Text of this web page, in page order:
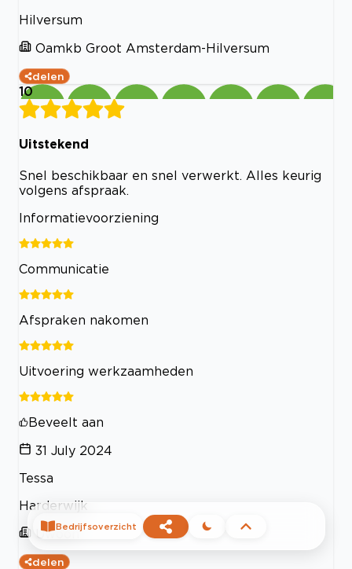
Hilversum
Oamkb Groot Amsterdam-Hilversum
delen
10
Uitstekend
Snel beschikbaar en snel verwerkt. Alles keurig
volgens afspraak.
Informatievoorziening
Communicatie
Afspraken nakomen
Uitvoering werkzaamheden
Beveelt aan
31 July 2024
Tessa
Harderwijk
Uwoon
delen
Bedrijfsoverzicht